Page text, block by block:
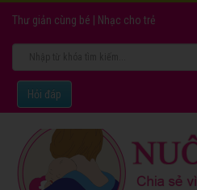
Thư giản cùng bé Nhạc cho trẻ
Hỏi đáp